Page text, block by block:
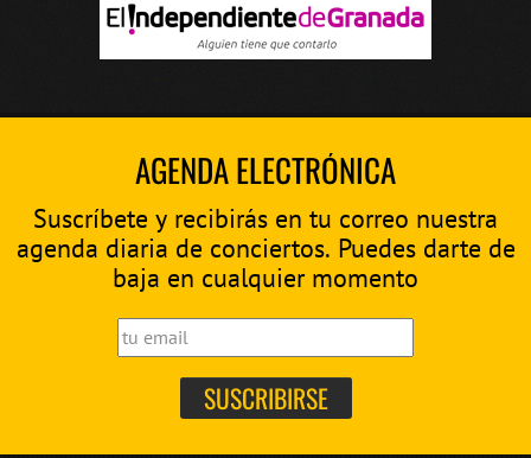
AGENDA ELECTRÓNICA
Suscríbete y recibirás en tu correo nuestra
agenda diaria de conciertos. Puedes darte de
baja en cualquier momento